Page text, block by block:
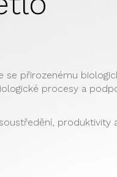
se přirozenému
procesy a
produktivity